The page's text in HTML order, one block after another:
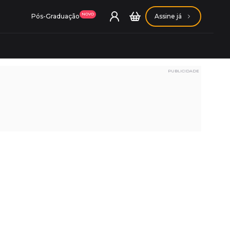
Pós-Graduação NOVO Assine já
PUBLICIDADE